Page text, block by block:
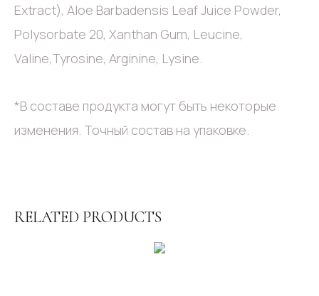
Extract), Aloe Barbadensis Leaf Juice Powder,
Polysorbate 20, Xanthan Gum, Leucine,
Valine,Tyrosine, Arginine, Lysine.
*В составе продукта могут быть некоторые
изменения. Точный состав на упаковке.
RELATED PRODUCTS